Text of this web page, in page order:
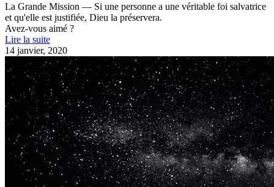
La Grande Mission — Si une personne a une véritable foi salvatrice
et qu'elle est justifiée, Dieu la préservera.
Avez-vous aimé ?
Lire la suite
14 janvier, 2020